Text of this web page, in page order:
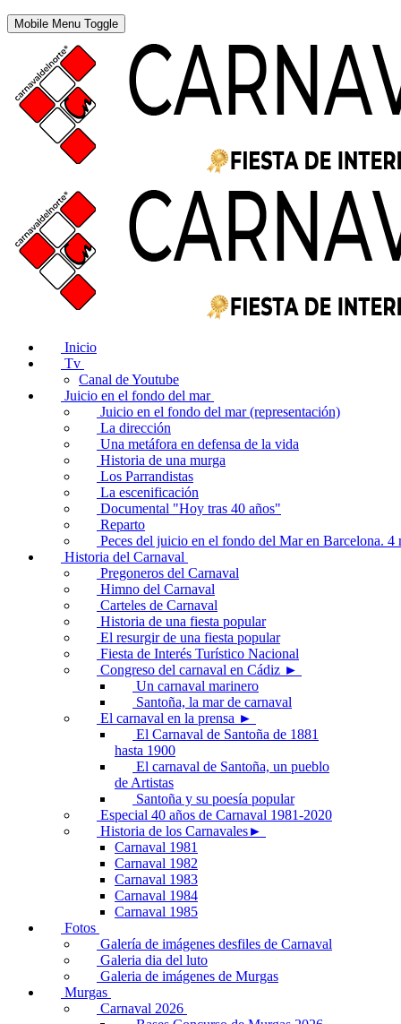
Mobile Menu Toggle
Inicio
Tv
Canal de Youtube
Juicio en el fondo del mar
Juicio en el fondo del mar (representación)
La dirección
Una metáfora en defensa de la vida
Historia de una murga
Los Parrandistas
La escenificación
Documental "Hoy tras 40 años"
Reparto
Peces del juicio en el fondo del Mar en Barcelona. 4
Historia del Carnaval
Pregoneros del Carnaval
Himno del Carnaval
Carteles de Carnaval
Historia de una fiesta popular
El resurgir de una fiesta popular
Fiesta de Interés Turístico Nacional
Congreso del carnaval en Cádiz ►
Un carnaval marinero
Santoña, la mar de carnaval
El carnaval en la prensa ►
El Carnaval de Santoña de 1881
hasta 1900
El carnaval de Santoña, un pueblo
de Artistas
Santoña y su poesía popular
Especial 40 años de Carnaval 1981-2020
Historia de los Carnavales►
Carnaval 1981
Carnaval 1982
Carnaval 1983
Carnaval 1984
Carnaval 1985
Fotos
Galería de imágenes desfiles de Carnaval
Galeria dia del luto
Galeria de imágenes de Murgas
Murgas
Carnaval 2026